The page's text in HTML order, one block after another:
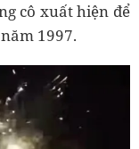
cô xuất hiện để
1997.